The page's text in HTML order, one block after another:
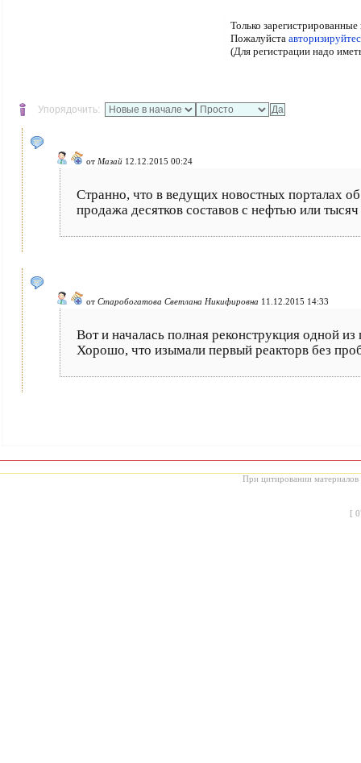
Только
Пожалуйста
(Для регистрации надо
Упорядочить:
от Мазай 12.12.2015 00:24
Странно, что в ведущих новостных порталах
продажа десятков составов с нефтью или
от Старобогатова Светлана Никифировна 11.12.2015 14:33
Вот и началась полная реконструкция одной
Хорошо, что изымали первый реакторв без
При цитировании материалов
[